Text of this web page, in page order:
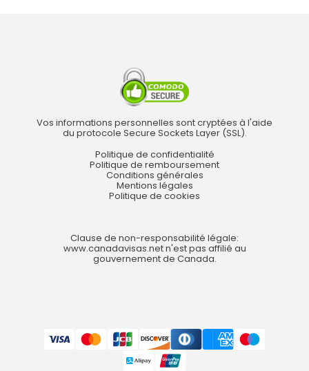
Vos informations personnelles sont cryptées à l'aide
du protocole Secure Sockets Layer (SSL).
Politique de confidentialité
Politique de remboursement
Conditions générales
Mentions légales
Politique de cookies
Clause de non-responsabilité légale:
www.canadavisas.net n'est pas affilié au
gouvernement de Canada.